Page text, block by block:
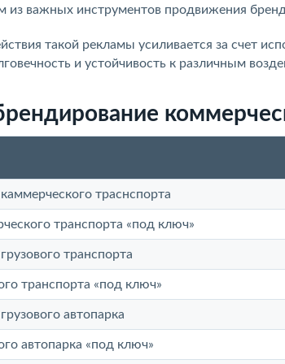
из важных инструментов продвижения
такой рекламы усиливается за счет
и устойчивость к различным
траснспорта
транспорта «под ключ»
транспорта
транспорта «под ключ»
автопарка
автопарка «под ключ»